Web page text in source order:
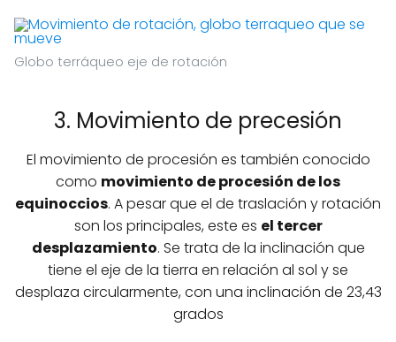
Globo terráqueo eje de rotación
3. Movimiento de precesión
El movimiento de procesión es también conocido
como movimiento de procesión de los
equinoccios. A pesar que el de traslación y rotación
son los principales, este es el tercer
desplazamiento. Se trata de la inclinación que
tiene el eje de la tierra en relación al sol y se
desplaza circularmente, con una inclinación de 23,43
grados